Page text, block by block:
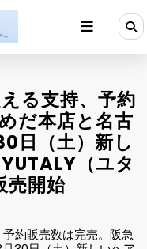
る支持、予約
だ本店と名古
日（土）新し
（ユタ
売開始
約販売数は完売。阪急